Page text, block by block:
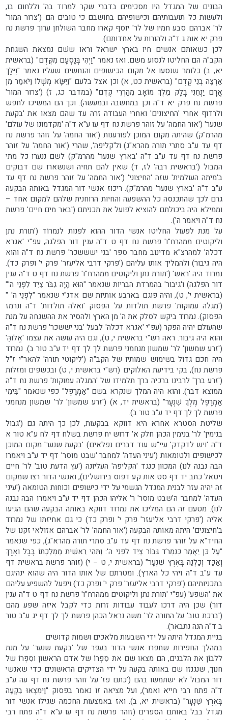
הבונים של המגדל היו מסכימים בדברי שקר למרוד בה' וללחום בו,
ולעשות כל תועבותיהם וכישופיהם בחושבם כי טובים הם ('צרור המור'
לר' אברהם סבע חמיו של לר' יוסף קארו מחבר השולחן ערוך פרשת נח
פרק יא אות ג ד"ה ולהורות על אחדותם).
לכן כשאותם אנשים חיו בארץ ישראל וראו ששׁם נמצאת השגחת
הקב"ה הם החליטו לנסוע משם. ואז נאמר "וַיְהִי בְּנָסְעָם מִקֶּדֶם" (בראשית
יא, ב) כלומר שנסעו אל מקום הכישופים והנחשים שעליו נאמר "וַיֵּלֶךְ
אַרְצָה בְנֵי קֶדֶם" (בראשית כט, א) וכן אצל בלעם "וַיִּשָּׂא מְשָׁלוֹ וַיֹּאמַר מִן
אֲרָם יַנְחֵנִי בָלָק מֶֽלֶךְ מוֹאָב מֵהַרְרֵי קֶדֶם" (במדבר כג, ז) ('צרור המור'
פרשת נח פרק יא ד"ה וכן במחשבה ובמעשה). וכך הם המשיכו לחפש
ולרדוף אחרי 'החיצונים' ואחרי העבודה זרה עד שהם מצאו את 'בקעת
שנער' ('אור החמה' על זוהר פרשת נח דף עו ע"א ד"ה 'מקדמונו של עולם'
מהרמ"ק) שהיתה מקום המוכן לפורענות ('אור החמה' על זוהר פרשת נח
דף עד ע"ב סתרי תורה מהרא"ג) ול'קליפה', שהרי ('אור החמה' על זוהר
פרשת נח דף עד ע"ב ד"ה 'בארץ שנער' מהרמ"ק) לשם ננערו כל מתי
המבול ('בראשית רבה' לז, ד) שאין להם תחיה ושנשארו שם דבוקים
ב'מיתה העולמית' שזה 'החיצוני' ('אור החמה' על זוהר פרשת נח דף עד
ע"ב ד"ה 'בארץ שנער' מהרמ"ק). ריכוז אנשי דור המגדל באותה הבקעה
גרם לכך שהתכנסה כל ההשפעה והחיוּת הרוחנית שלהם למקום אחד –
וממילא היה ביכולתם להוציא לפועל את תכניתם ('באר מים חיים' פרשת
נח ד"ה ויאמר ה').
על מנת לפעול החליטו אנשי הדור ההוא לפנות לנמרוֹד ('תורת נתן
וליקוטים ממהרח"ו' פרשת נח דף ט ד"ה ענין דור הפלגה, עפ"י 'אגרא
דכלה' למהרצ"א מדינוב מחבר ספר 'בני ישששכר' פרשת נח ד"ה והוא
היה גיבור) ולהמליך אותו עליהם ('פרקי דרבי אליעזר' פרק י' ופרק כד).
נמרוד היה 'ראש' ('תורת נתן וליקוטים ממהרח"ו' פרשת נח דף ט ד"ה ענין
דור הפלגה) ו'גיבור' בהמרדת הבריות שנאמר "הוּא הָיָה גִבֹּר צַיִד לִפְנֵי ה'"
(בראשית י', ט), והיה פוגם בארבע אותיות שם אדנ"י שנאמר "לִפְנֵי ה' "
('מגלה עמוקות' פרשת תולדות על הפסוק 'ואלה תולדות' ד"ה ונרמז
הפסוק). נמרוד ביקש לסלק את ה' מן הארץ ולהסיר את ההשגחה על מנת
שהעולם יהיה הפקר (עפ"י 'אגרא דכלה' לבעל 'בני יששכר' פרשת נח ד"ה
והוא היה גיבור. ראה רש"י בראשית י, ט), וגם היה עושה את עצמו 'אֱלוֹהַּ'
('זרע שמשון' לר' שמשון מנחמני פרשת לך לך דף יד ע"ב טור ב). נמרוד
היה חכם גדול בשימוש שמותיו של הקב"ה ('ליקוטי תורה' להאר"י ז"ל
פרשת נח), בקי בידיעת האלוקים (רש"י בראשית י, ט) ובכשפים ומזלות
('זרע ברך' לרבינו ברכיה ברך תלמידו של 'המגלה עמוקות' פרשת נח ד"ה
ממוצא דבר). והוא היה המלך שנקרא בשם "אַמְרָפֶל" כפי שנאמר "בִּימֵי
אַמְרָפֶל מֶלֶךְ שִׁנְעָר" (בראשית יד, א) ('זרע שמשון' לר' שמשון מנחמני
פרשת לך לך דף יד ע"ב טור ב).
שליטת הסטרא אחרא היא דווקא בבקעות, לכן כך היתה גם ('גבול
בנימין' לר' בנימין הכהן חלק א' דרוש יח פרשת בשלח דף לח ע"א טור א
ד"ה 'ויש לדקדק' עיי"ש עוד דברים נפלאים) 'בקעת שנער' מקום המוכן
לכישופים ולטומאות ('עיני העדה' למחבר 'שבט מוסר' דף יד ע"ב ויאמרו
הבה נבנה לנו) המכוּון כנגד 'הקליפה' העליונה ('עץ הדעת טוב' לר' חיים
ויטאל כתב יד דף סט אות קע דפוס בירושלים), ואנשי הדור רצו שמקום
זה יהיה עזר לבנית המגדל הגשמי על ידי כישופים וכוחות הטומאה ('עיני
העדה' למחבר ה'שבט מוסר' ר' אליהו הכהן דף יד ע"ב ויאמרו הבה נבנה
לנו). מטעם זה הם המליכו את נמרוד דווקא באותה הבקעה שהם הגיעו
אליה ('פרקי דרבי אליעזר' פרק י' ופרק כד) כי גם אחיזתו של נמרוד
ב'חיצונים' היתה מאותה הבקעה ('אור החמה' לר' אברהם אזולאי זקנו של
החיד"א על זוהר פרשת נח דף עד ע"ב סתרי תורה מהרא"ג), כפי שנאמר
"עַל כֵּן יֵאָמַר כְּנִמְרֹד גִּבּוֹר צַיִד לִפְנֵי ה': וַתְּהִי רֵאשִׁית מַמְלַכְתּוֹ בָּבֶל וְאֶרֶךְ
וְאַכַּד וְכַלְנֵה בְּאֶרֶץ שִׁנְעָר" (בראשית י, ט – י) (זוהר פרשת בראשית דף
עד ע"ב ד"ה ויהי כל הארץ). ומטרתם של אותו הדור היה שהוא ינהיגם
בתכניותיהם ('פרקי דרבי אליעזר' פרק י' ופרק כד) ויפעל להשפיע עליהם
את 'השפע' (עפ"י 'תורת נתן וליקוטים ממהרח"ו' פרשת נח דף ט ד"ה ענין
דור) שכן היה דרכו לעבוד עבודות זרות כדי לקבל איזה שפע מהם
('ברכת טוב' על התורה לר' משה נראל הכהן פרשת לך לך דף יג ע"ב טור
ב ד"ה הנה נתבאר).
בניית המגדל היתה על ידי השבעות מלאכים ושמות קדושים
במהלך החפירות שחפרו אנשי הדור בעפר של 'בקעת שנער' על מנת
ללבוֹן את הלבנים, הם מצאו שם את סִפְרוֹ של אדם הראשון וסִפְרוֹ של
חנוך, שנגנזו שם באותה בקעה על ידי הצדיקים הראשונים כדי שאנשי
דור המבול לא ישתמשו בהם ('כתם פז' על זוהר פרשת נח דף עה ע"ב
ד"ה פתח רבי חייא ואמר), ועל מציאה זו נאמר בפסוק "וַיִּמְצְאוּ בִקְעָה
בְּאֶרֶץ שִׁנְעָר" (בראשית יא, ב). ואז באמצעות החכמה שגילו אנשי דור
מגדל בבל באותם הספרים (זוהר פרשת נח דף עו ע"א ד"ה פתח רבי